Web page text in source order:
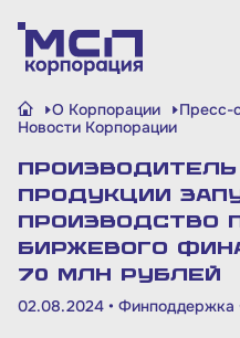
Поиск по сайту
О Корпорации
Пресс-
Новости Корпорации
продукции
производство
биржевого
70 млн рублей
02.08.2024 • Финподдержка